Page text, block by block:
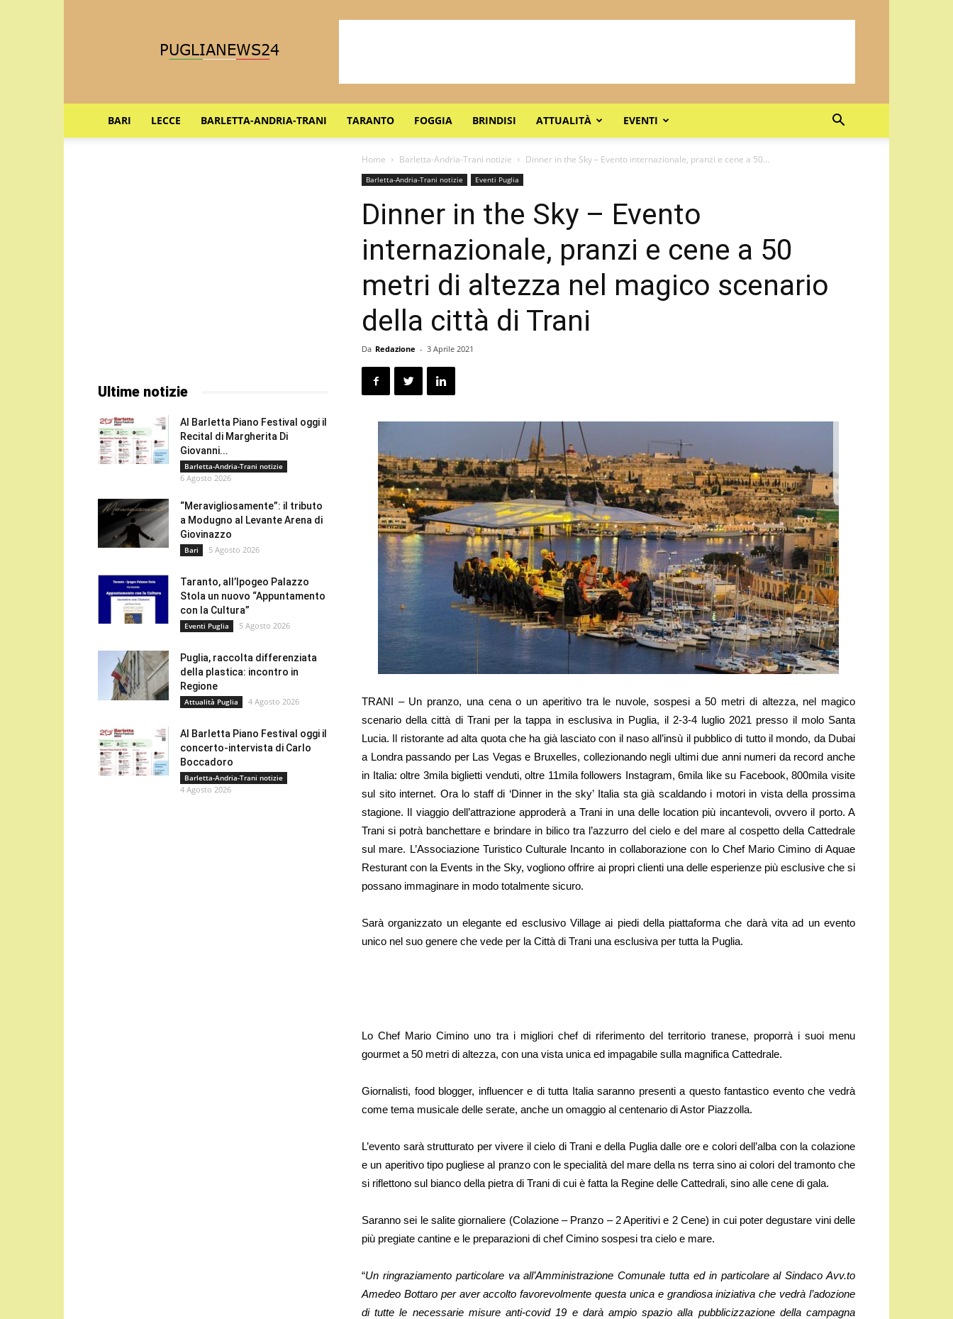
BARI LECCE BARLETTA-ANDRIA-TRANI TARANTO FOGGIA BRINDISI ATTUALITÀ EVENTI
Home Barletta-Andria-Trani notizie Dinner in the Sky – Evento internazionale, pranzi e cene a 50...
Barletta-Andria-Trani notizie Eventi Puglia
Dinner in the Sky – Evento
internazionale, pranzi e cene a 50
metri di altezza nel magico scenario
della città di Trani
Da Redazione - 3 Aprile 2021
TRANI – Un pranzo, una cena o un aperitivo tra le nuvole, sospesi a 50 metri di altezza, nel magico
scenario della città di Trani per la tappa in esclusiva in Puglia, il 2-3-4 luglio 2021 presso il molo Santa
Lucia. Il ristorante ad alta quota che ha già lasciato con il naso all’insù il pubblico di tutto il mondo, da Dubai
a Londra passando per Las Vegas e Bruxelles, collezionando negli ultimi due anni numeri da record anche
in Italia: oltre 3mila biglietti venduti, oltre 11mila followers Instagram, 6mila like su Facebook, 800mila visite
sul sito internet. Ora lo staff di ‘Dinner in the sky’ Italia sta già scaldando i motori in vista della prossima
stagione. Il viaggio dell’attrazione approderà a Trani in una delle location più incantevoli, ovvero il porto. A
Trani si potrà banchettare e brindare in bilico tra l’azzurro del cielo e del mare al cospetto della Cattedrale
sul mare. L’Associazione Turistico Culturale Incanto in collaborazione con lo Chef Mario Cimino di Aquae
Resturant con la Events in the Sky, vogliono offrire ai propri clienti una delle esperienze più esclusive che si
possano immaginare in modo totalmente sicuro.
Sarà organizzato un elegante ed esclusivo Village ai piedi della piattaforma che darà vita ad un evento
unico nel suo genere che vede per la Città di Trani una esclusiva per tutta la Puglia.
Lo Chef Mario Cimino uno tra i migliori chef di riferimento del territorio tranese, proporrà i suoi menu
gourmet a 50 metri di altezza, con una vista unica ed impagabile sulla magnifica Cattedrale.
Giornalisti, food blogger, influencer e di tutta Italia saranno presenti a questo fantastico evento che vedrà
come tema musicale delle serate, anche un omaggio al centenario di Astor Piazzolla.
L’evento sarà strutturato per vivere il cielo di Trani e della Puglia dalle ore e colori dell’alba con la colazione
e un aperitivo tipo pugliese al pranzo con le specialità del mare della ns terra sino ai colori del tramonto che
si riflettono sul bianco della pietra di Trani di cui è fatta la Regine delle Cattedrali, sino alle cene di gala.
Saranno sei le salite giornaliere (Colazione – Pranzo – 2 Aperitivi e 2 Cene) in cui poter degustare vini delle
più pregiate cantine e le preparazioni di chef Cimino sospesi tra cielo e mare.
“Un ringraziamento particolare va all’Amministrazione Comunale tutta ed in particolare al Sindaco Avv.to
Amedeo Bottaro per aver accolto favorevolmente questa unica e grandiosa iniziativa che vedrà l’adozione
di tutte le necessarie misure anti-covid 19 e darà ampio spazio alla pubblicizzazione della campagna
Ultime notizie
Al Barletta Piano Festival oggi il
Recital di Margherita Di
Giovanni...
Barletta-Andria-Trani notizie
6 Agosto 2026
“Meravigliosamente”: il tributo
a Modugno al Levante Arena di
Giovinazzo
Bari 5 Agosto 2026
Taranto, all’Ipogeo Palazzo
Stola un nuovo “Appuntamento
con la Cultura”
Eventi Puglia 5 Agosto 2026
Puglia, raccolta differenziata
della plastica: incontro in
Regione
Attualità Puglia 4 Agosto 2026
Al Barletta Piano Festival oggi il
concerto-intervista di Carlo
Boccadoro
Barletta-Andria-Trani notizie
4 Agosto 2026